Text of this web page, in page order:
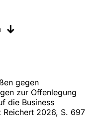
der §§ 33 bis 35,
5. Auflage
Bearbeitung des § 5
bei
gegen
zur Offenlegung
die Business
Reichert 2026, S. 697